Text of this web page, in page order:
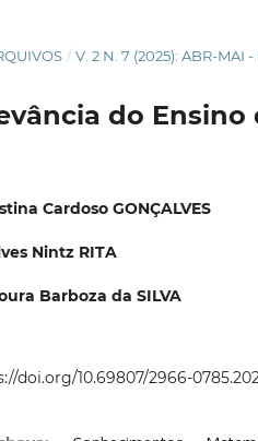
/ V. 2 N. 7 (2025): ABR-MAI
do
Cardoso GONÇALVES
Nintz RITA
Barboza da SILVA
doi.org/10.69807/2966-